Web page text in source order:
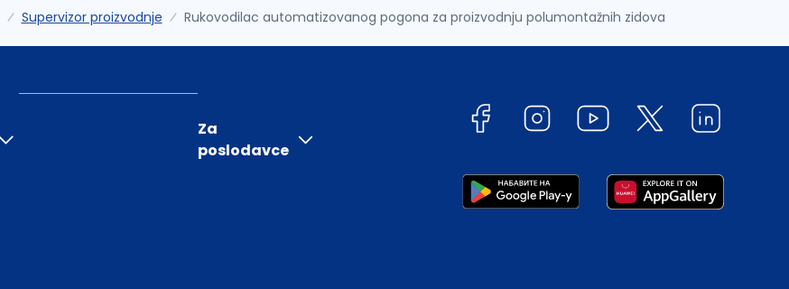
Supervizor proizvodnje Rukovodilac automatizovanog pogona za proizvodnju polumontažnih zidova
Za
poslodavce